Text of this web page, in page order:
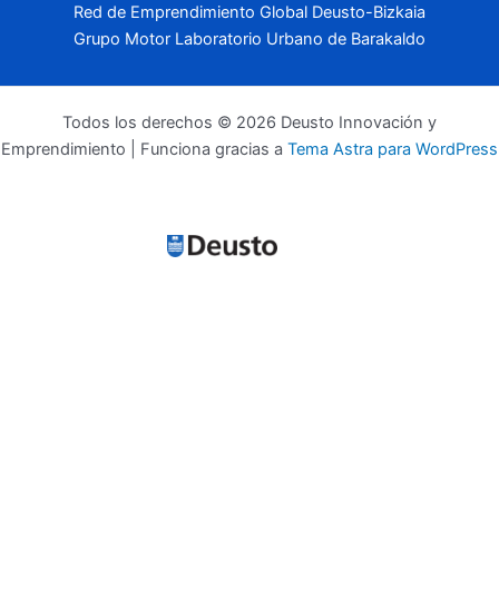
Red de Emprendimiento Global Deusto-Bizkaia
Grupo Motor Laboratorio Urbano de Barakaldo
Todos los derechos © 2026 Deusto Innovación y
Emprendimiento | Funciona gracias a Tema Astra para WordPress